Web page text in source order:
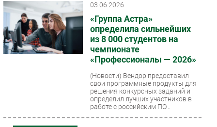
03.06.2026
«Группа Астра»
определила сильнейших
из 8 000 студентов на
чемпионате
«Профессионалы — 2026»
(Новости) Вендор предоставил
свои программные продукты для
решения конкурсных заданий и
определил лучших участников в
работе с российским ПО...